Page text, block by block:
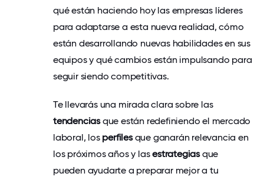
qué están haciendo hoy las empresas líderes
para adaptarse a esta nueva realidad, cómo
están desarrollando nuevas habilidades en sus
equipos y qué cambios están impulsando para
seguir siendo competitivas.
Te llevarás una mirada clara sobre las
tendenciasque están redefiniendo el mercado
laboral, los perfilesque ganarán relevancia en
los próximos años y lasestrategiasque
pueden ayudarte a preparar mejor a tu